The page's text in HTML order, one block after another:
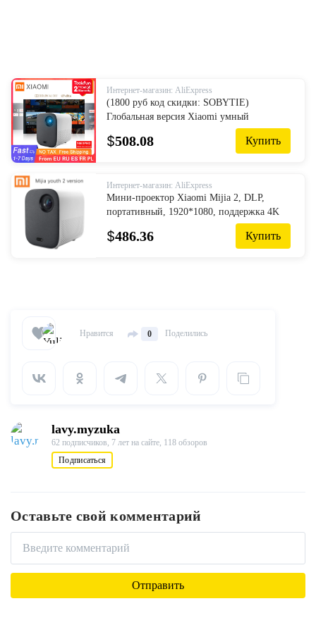
Интернет-магазин: AliExpress
(1800 руб код скидки: SOBYTIE)
Глобальная версия Xiaomi умный
компактный проектор 1080P HDR10
Android TV 9,0 автофокусировка Dolby
АлиЭкспресс
$508.08 Купить
Интернет-магазин: AliExpress
Мини-проектор Xiaomi Mijia 2, DLP,
портативный, 1920*1080, поддержка 4K
видео, Wi-Fi, LED-проектор, ТВ Full HD,
для домашнего кинотеатра
$486.36 Купить
Нравится 0 Поделились
lavy.myzuka
62 подписчиков, 7 лет на сайте, 118 обзоров
Подписаться
Оставьте свой комментарий